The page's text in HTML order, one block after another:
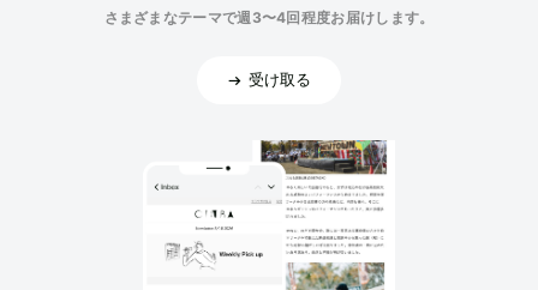
さまざまなテーマで週3〜4回程度お届けします。
受け取る